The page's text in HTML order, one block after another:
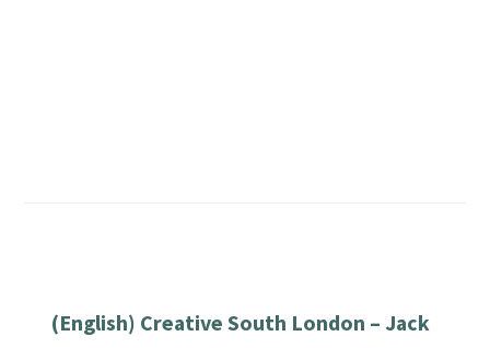
(English) Creative South London – Jack